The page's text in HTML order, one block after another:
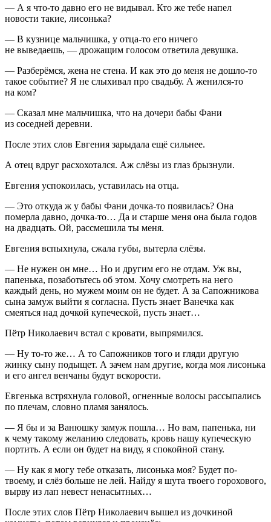
— А я что-то давно его не видывал. Кто же тебе напел
новости такие, лисонька?
— В кузнице мальчишка, у отца-то его ничего
не выведаешь, — дрожащим голосом ответила девушка.
— Разберёмся, жена не стена. И как это до меня не дошло-то
такое событие? Я не слыхивал про свадьбу. А женился-то
на ком?
— Сказал мне мальчишка, что на дочери бабы Фани
из соседней деревни.
После этих слов Евгения зарыдала ещё сильнее.
А отец вдруг расхохотался. Аж слёзы из глаз брызнули.
Евгения успокоилась, уставилась на отца.
— Это откуда ж у бабы Фани дочка-то появилась? Она
померла давно, дочка-то… Да и старше меня она была годов
на двадцать. Ой, рассмешила ты меня.
Евгения вспыхнула, сжала губы, вытерла слёзы.
— Не нужен он мне… Но и другим его не отдам. Уж вы,
папенька, позаботьтесь об этом. Хочу смотреть на него
каждый день, но мужем моим он не будет. А за Сапожникова
сына замуж выйти я согласна. Пусть знает Ванечка как
смеяться над дочкой купеческой, пусть знает…
Пётр Николаевич встал с кровати, выпрямился.
— Ну то-то же… А то Сапожников того и гляди другую
жинку сыну подыщет. А зачем нам другие, когда моя лисонька
и его ангел венчаны будут вскорости.
Евгенька встряхнула головой, огненные волосы рассыпались
по плечам, словно пламя занялось.
— Я бы и за Ванюшку замуж пошла… Но вам, папенька, ни
к чему такому желанию следовать, кровь нашу купеческую
портить. А если он будет на виду, я спокойной стану.
— Ну как я могу тебе отказать, лисонька моя? Будет по-
твоему, и слёз больше не лей. Найду я шута твоего горохового,
вырву из лап невест ненасытных…
После этих слов Пётр Николаевич вышел из дочкиной